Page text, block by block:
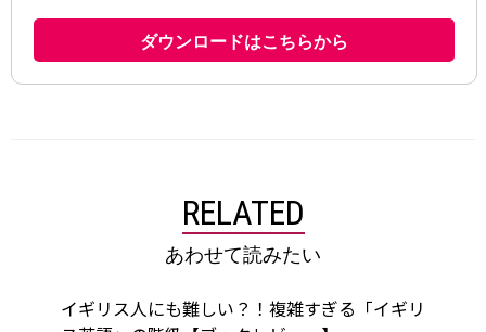
RELATED
あわせて読みたい
イギリス人にも難しい？！複雑すぎる「イギリ